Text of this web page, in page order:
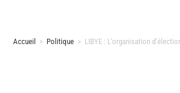
Accueil > Politique > LIBYE : L’organisation